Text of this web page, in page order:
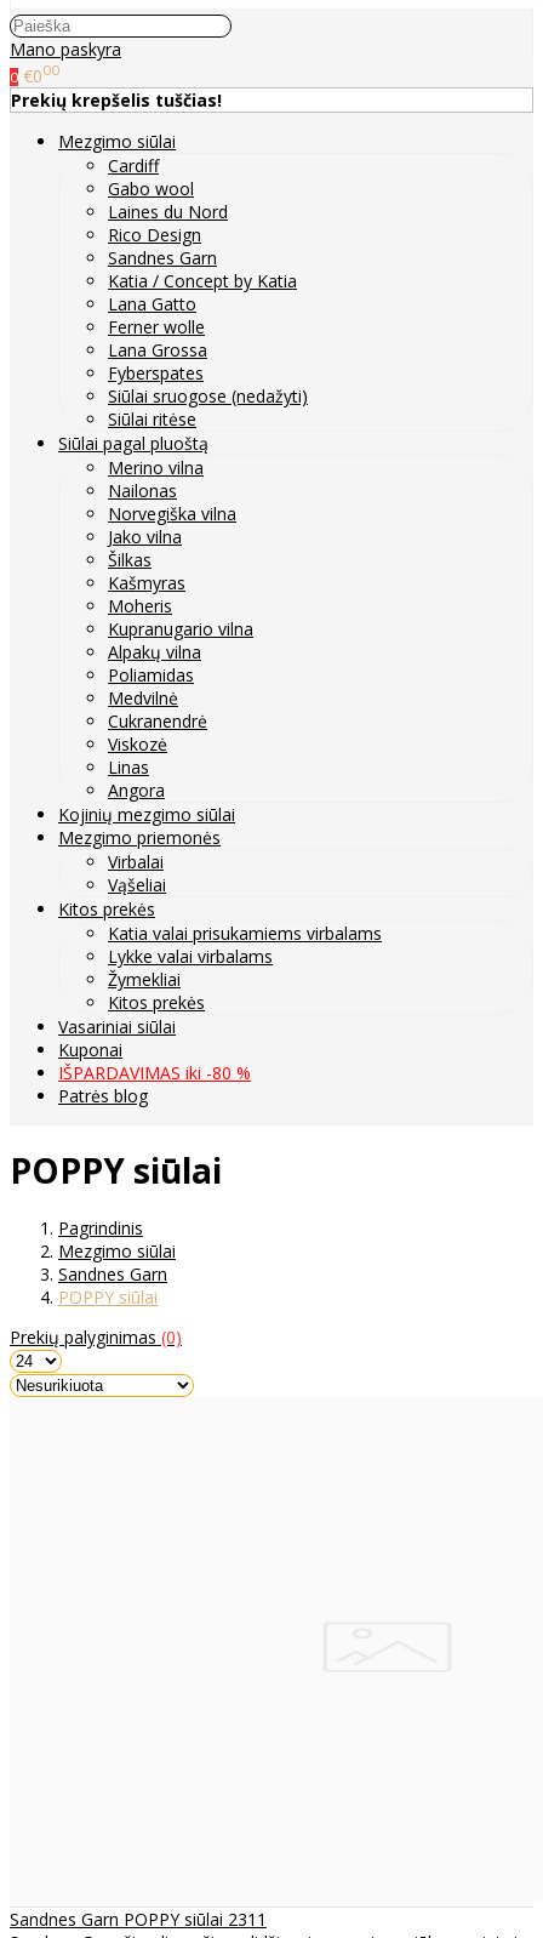
Mano paskyra
0 €000
Prekių krepšelis tuščias!
Mezgimo siūlai
Cardiff
Gabo wool
Laines du Nord
Rico Design
Sandnes Garn
Katia / Concept by Katia
Lana Gatto
Ferner wolle
Lana Grossa
Fyberspates
Siūlai sruogose (nedažyti)
Siūlai ritėse
Siūlai pagal pluoštą
Merino vilna
Nailonas
Norvegiška vilna
Jako vilna
Šilkas
Kašmyras
Moheris
Kupranugario vilna
Alpakų vilna
Poliamidas
Medvilnė
Cukranendrė
Viskozė
Linas
Angora
Kojinių mezgimo siūlai
Mezgimo priemonės
Virbalai
Vąšeliai
Kitos prekės
Katia valai prisukamiems virbalams
Lykke valai virbalams
Žymekliai
Kitos prekės
Vasariniai siūlai
Kuponai
IŠPARDAVIMAS iki -80 %
Patrės blog
POPPY siūlai
Pagrindinis
Mezgimo siūlai
Sandnes Garn
POPPY siūlai
Prekių palyginimas (0)
Sandnes Garn POPPY siūlai 2311